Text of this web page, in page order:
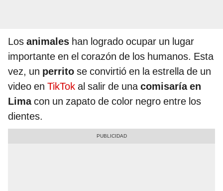
Los animales han logrado ocupar un lugar
importante en el corazón de los humanos. Esta
vez, un perrito se convirtió en la estrella de un
video en TikTok al salir de unacomisaría en
Limacon un zapato de color negro entre los
dientes.